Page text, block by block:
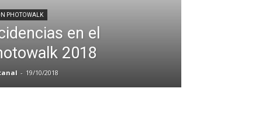
PHOTOWALK
en el
2018
- 19/10/2018